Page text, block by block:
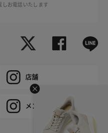
お電話いたします
店舗
メンズ